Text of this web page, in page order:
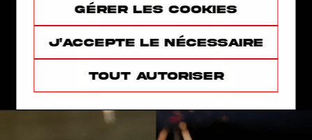
J'accepte le nécessaire
Gérer les cookies
Tout autoriser